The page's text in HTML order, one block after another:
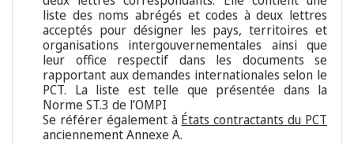
liste des noms abrégés et codes à deux lettres
acceptés pour désigner les pays, territoires et
organisations intergouvernementales ainsi que
leur office respectif dans les documents se
rapportant aux demandes internationales selon le
PCT. La liste est telle que présentée dans la
Norme ST.3 de l’OMPI
Se référer également à États contractants du PCT
anciennement Annexe A.